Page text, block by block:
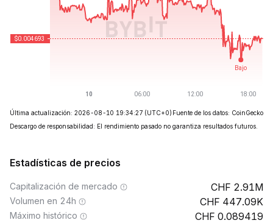
Última actualización: 2026-08-10 19:34:27 (UTC+0) Fuente de los datos: CoinGecko
Descargo de responsabilidad: El rendimiento pasado no garantiza resultados futuros.
Estadísticas de precios
Capitalización de mercado 2.91M
Volumen en 24h 447.09K
Máximo histórico 0.089419